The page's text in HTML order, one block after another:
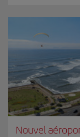
Nouvel